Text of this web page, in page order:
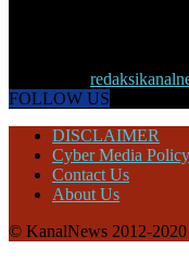
FOLLOW US
DISCLAIMER
Cyber Media Policy
Contact Us
About Us
© KanalNews 2012-2020